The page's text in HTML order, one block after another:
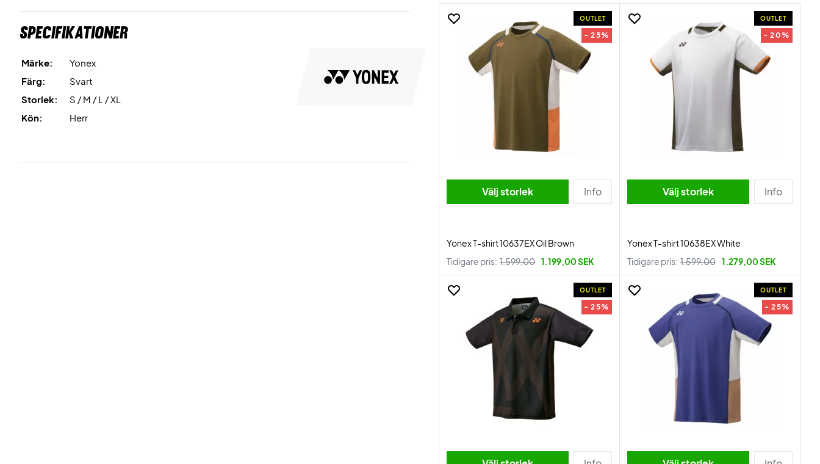
Specifikationer
Märke:
Yonex
Färg:
Svart
Storlek:
S / M / L / XL
Kön:
Herr
OUTLET
- 25%
Välj storlek Info
Yonex T-shirt 10637EX Oil Brown
Tidigare pris: 1.599,00 1.199,00 SEK
OUTLET
- 20%
Välj storlek Info
Yonex T-shirt 10638EX White
Tidigare pris: 1.599,00 1.279,00 SEK
OUTLET
- 25%
OUTLET
- 25%